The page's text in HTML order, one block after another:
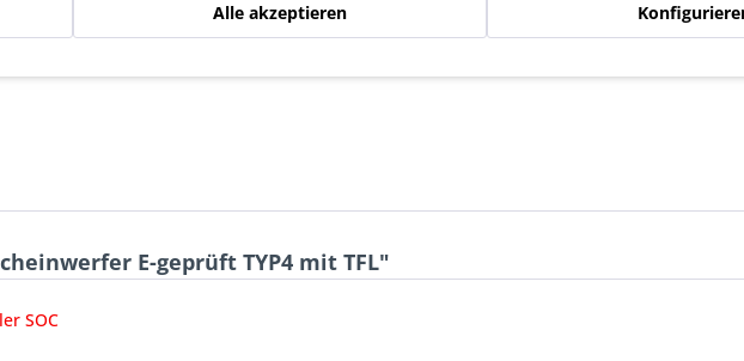
E-geprüft TYP4 mit TFL"
SOC
Alle akzeptieren